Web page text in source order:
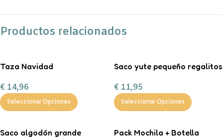
Productos relacionados
Taza Navidad
chocolate a la taza, nubes y
bastón de caramelo
€ 14,96
Seleccionar Opciones
Saco yute pequeño regalitos
€ 11,95
Seleccionar Opciones
Saco algodón grande
Pack Mochila + Botella